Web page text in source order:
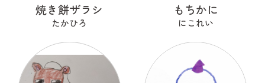
焼き餅ザラシ
たかひろ
もちかに
にこれい